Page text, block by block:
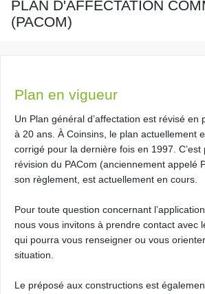
PLAN D'AFFECTATION
(PACOM)
Plan en vigueur
Un Plan général d’affectation est révisé en
à 20 ans. À Coinsins, le plan actuellement
corrigé pour la dernière fois en 1997. C’est
révision du PACom (anciennement appelé
son règlement, est actuellement en cours.
Pour toute question concernant
nous vous invitons à prendre contact avec
qui pourra vous renseigner ou vous
situation.
Le préposé aux constructions est